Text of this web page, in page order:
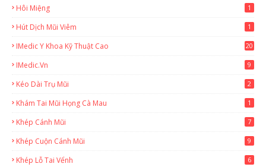
Hôi Miệng 1
Hút Dịch Mũi Viêm 1
IMedic Y Khoa Kỹ Thuật Cao
20
IMedic.vn 9
Kéo Dài Trụ Mũi 2
Khám Tai Mũi Họng Cà Mau 1
Khép Cánh Mũi 7
Khép Cuộn Cánh Mũi 9
Khép Lỗ Tai Vểnh 6